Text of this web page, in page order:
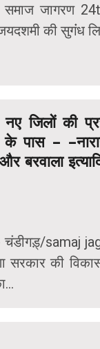
जागरण
की सुगंंध
नए जिलों की
पास –
बरवाला
samaj
सरकार की